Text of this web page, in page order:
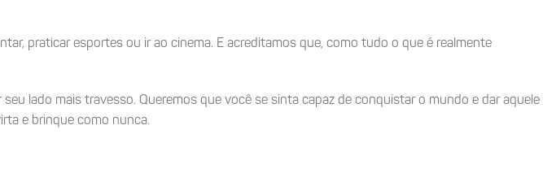
praticar esportes ou ir ao cinema. E acreditamos que, como tudo o que é realmente
lado mais travesso. Queremos que você se sinta capaz de conquistar o mundo e dar aquele
e brinque como nunca.